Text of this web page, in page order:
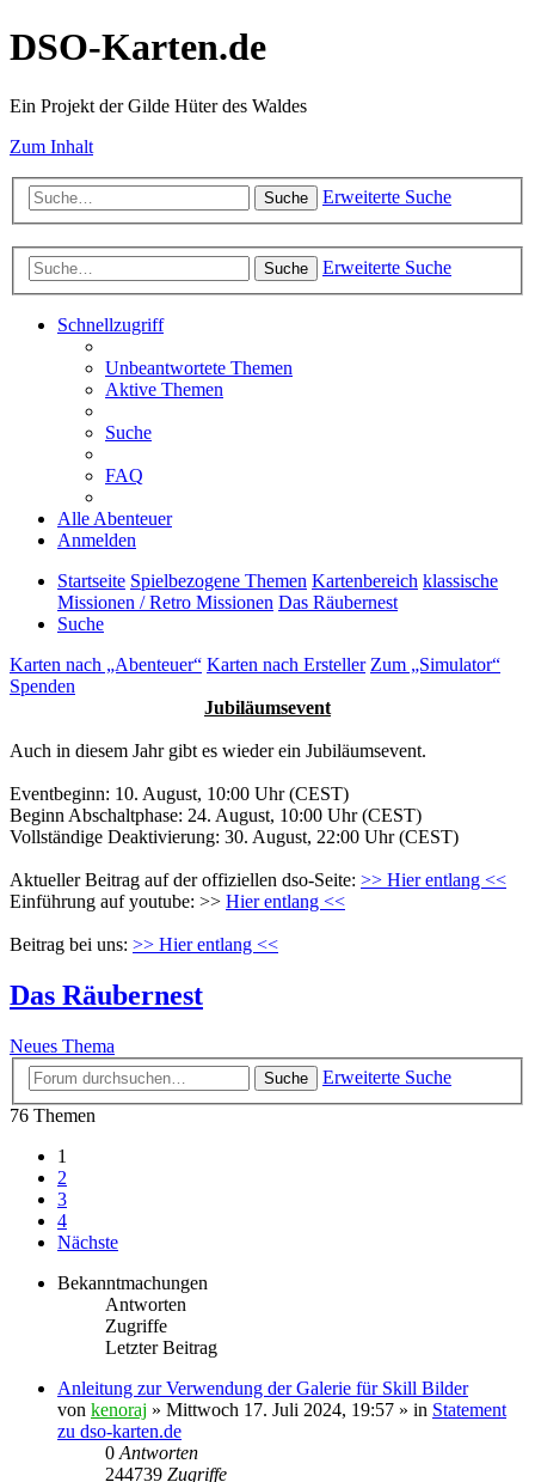
DSO-Karten.de
Ein Projekt der Gilde Hüter des Waldes
Zum Inhalt
Suche Erweiterte Suche
Suche Erweiterte Suche
Schnellzugriff
Unbeantwortete Themen
Aktive Themen
Suche
FAQ
Alle Abenteuer
Anmelden
Startseite Spielbezogene Themen Kartenbereich klassische
Missionen / Retro Missionen Das Räubernest
Suche
Karten nach „Abenteuer“ Karten nach Ersteller Zum „Simulator“
Spenden
Jubiläumsevent
Auch in diesem Jahr gibt es wieder ein Jubiläumsevent.
Eventbeginn: 10. August, 10:00 Uhr (CEST)
Beginn Abschaltphase: 24. August, 10:00 Uhr (CEST)
Vollständige Deaktivierung: 30. August, 22:00 Uhr (CEST)
Aktueller Beitrag auf der offiziellen dso-Seite: >> Hier entlang <<
Einführung auf youtube: >> Hier entlang <<
Beitrag bei uns: >> Hier entlang <<
Das Räubernest
Neues Thema
Suche
Erweiterte Suche
76 Themen
1
2
3
4
Nächste
Bekanntmachungen
Antworten
Zugriffe
Letzter Beitrag
Anleitung zur Verwendung der Galerie für Skill Bilder
von kenoraj » Mittwoch 17. Juli 2024, 19:57 » in Statement
zu dso-karten.de
0Antworten
244739 Zugriffe